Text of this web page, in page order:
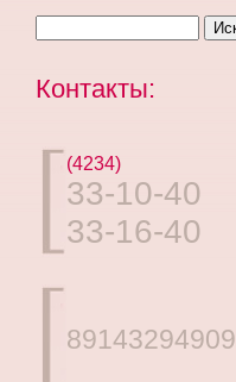
Контакты:
(4234)
33-10-40
33-16-40
89143294909